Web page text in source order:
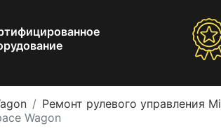
Ремонт рулевого управления
Wagon